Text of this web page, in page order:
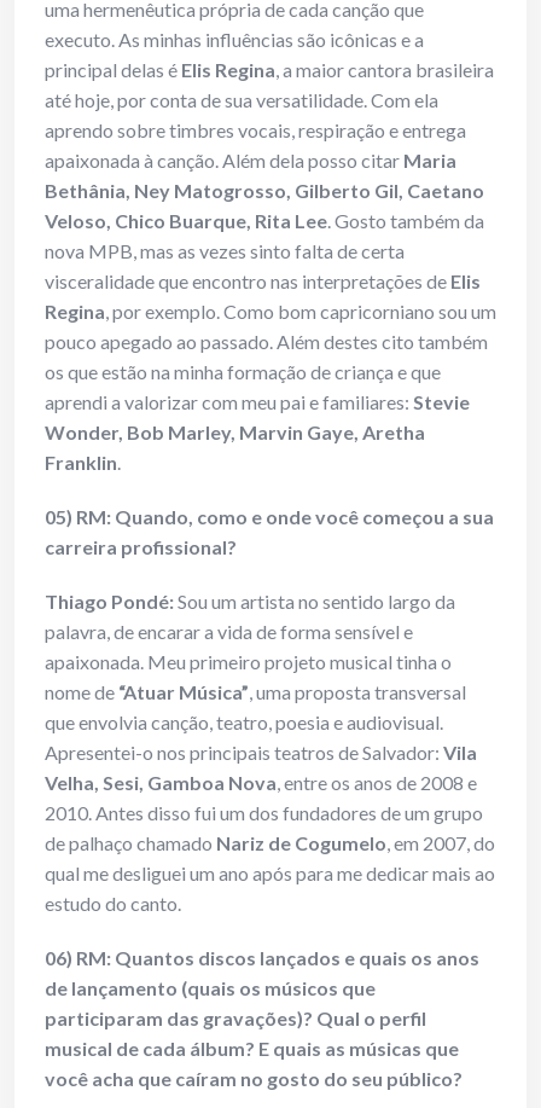
uma hermenêutica própria de cada canção que
executo. As minhas influências são icônicas e a
principal delas é Elis Regina, a maior cantora brasileira
até hoje, por conta de sua versatilidade. Com ela
aprendo sobre timbres vocais, respiração e entrega
apaixonada à canção. Além dela posso citar Maria
Bethânia, Ney Matogrosso, Gilberto Gil, Caetano
Veloso, Chico Buarque, Rita Lee. Gosto também da
nova MPB, mas as vezes sinto falta de certa
visceralidade que encontro nas interpretações de Elis
Regina, por exemplo. Como bom capricorniano sou um
pouco apegado ao passado. Além destes cito também
os que estão na minha formação de criança e que
aprendi a valorizar com meu pai e familiares: Stevie
Wonder, Bob Marley, Marvin Gaye, Aretha
Franklin.
05) RM: Quando, como e onde você começou a sua
carreira profissional?
Thiago Pondé:Sou um artista no sentido largo da
palavra, de encarar a vida de forma sensível e
apaixonada. Meu primeiro projeto musical tinha o
nome de “Atuar Música”, uma proposta transversal
que envolvia canção, teatro, poesia e audiovisual.
Apresentei-o nos principais teatros de Salvador: Vila
Velha, Sesi, Gamboa Nova, entre os anos de 2008 e
2010. Antes disso fui um dos fundadores de um grupo
de palhaço chamado Nariz de Cogumelo, em 2007, do
qual me desliguei um ano após para me dedicar mais ao
estudo do canto.
06) RM: Quantos discos lançados e quais os anos
de lançamento (quais os músicos que
participaram das gravações)? Qual o perfil
musical de cada álbum? E quais as músicas que
você acha que caíram no gosto do seu público?